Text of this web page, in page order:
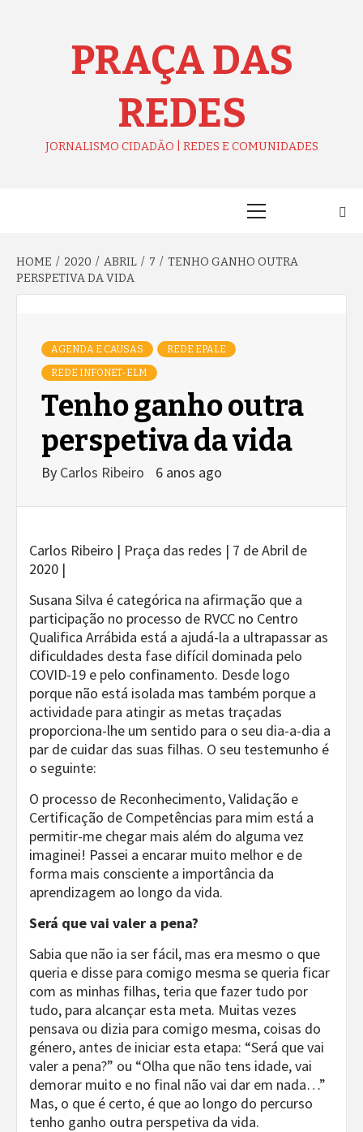
PRAÇA DAS
REDES
JORNALISMO CIDADÃO | REDES E COMUNIDADES
HOME 2020 ABRIL 7
TENHO GANHO OUTRA
PERSPETIVA DA VIDA
AGENDA E CAUSAS REDE EPALE
REDE INFONET-ELM
Tenho ganho outra
perspetiva da vida
By Carlos Ribeiro 6 anos ago
Carlos Ribeiro | Praça das redes | 7 de Abril de
2020 |
Susana Silva é categórica na afirmação que a
participação no processo de RVCC no Centro
Qualifica Arrábida está a ajudá-la a ultrapassar as
dificuldades desta fase difícil dominada pelo
COVID-19 e pelo confinamento. Desde logo
porque não está isolada mas também porque a
actividade para atingir as metas traçadas
proporciona-lhe um sentido para o seu dia-a-dia a
par de cuidar das suas filhas. O seu testemunho é
o seguinte:
O processo de Reconhecimento, Validação e
Certificação de Competências para mim está a
permitir-me chegar mais além do alguma vez
imaginei! Passei a encarar muito melhor e de
forma mais consciente a importância da
aprendizagem ao longo da vida.
Será que vai valer a pena?
Sabia que não ia ser fácil, mas era mesmo o que
queria e disse para comigo mesma se queria ficar
com as minhas filhas, teria que fazer tudo por
tudo, para alcançar esta meta. Muitas vezes
pensava ou dizia para comigo mesma, coisas do
género, antes de iniciar esta etapa: “Será que vai
valer a pena?” ou “Olha que não tens idade, vai
demorar muito e no final não vai dar em nada…”
Mas, o que é certo, é que ao longo do percurso
tenho ganho outra perspetiva da vida.